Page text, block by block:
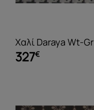
Χαλί Daraya Wt-Gr
327€